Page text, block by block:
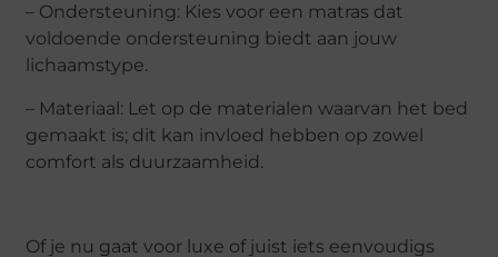
– Ondersteuning: Kies voor een matras dat
voldoende ondersteuning biedt aan jouw
lichaamstype.
– Materiaal: Let op de materialen waarvan het bed
gemaakt is; dit kan invloed hebben op zowel
comfort als duurzaamheid.
Of je nu gaat voor luxe of juist iets eenvoudigs